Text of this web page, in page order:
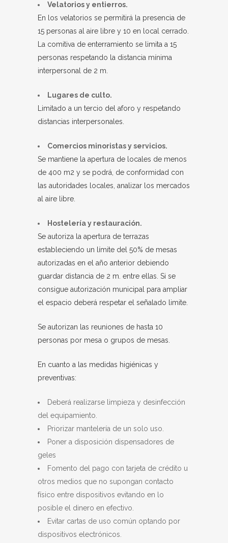
Velatorios y entierros.
En los velatorios se permitirá la presencia de
15 personas al aire libre y 10 en local cerrado.
La comitiva de enterramiento se limita a 15
personas respetando la distancia mínima
interpersonal de 2 m.
Lugares de culto.
Limitado a un tercio del aforo y respetando
distancias interpersonales.
Comercios minoristas y servicios.
Se mantiene la apertura de locales de menos
de 400 m2 y se podrá, de conformidad con
las autoridades locales, analizar los mercados
al aire libre.
Hostelería y restauración.
Se autoriza la apertura de terrazas
estableciendo un límite del 50% de mesas
autorizadas en el año anterior debiendo
guardar distancia de 2 m. entre ellas. Si se
consigue autorización municipal para ampliar
el espacio deberá respetar el señalado limite.
Se autorizan las reuniones de hasta 10
personas por mesa o grupos de mesas.
En cuanto a las medidas higiénicas y
preventivas:
Deberá realizarse limpieza y desinfección
del equipamiento.
Priorizar mantelería de un solo uso.
Poner a disposición dispensadores de
geles
Fomento del pago con tarjeta de crédito u
otros medios que no supongan contacto
físico entre dispositivos evitando en lo
posible el dinero en efectivo.
Evitar cartas de uso común optando por
dispositivos electrónicos.